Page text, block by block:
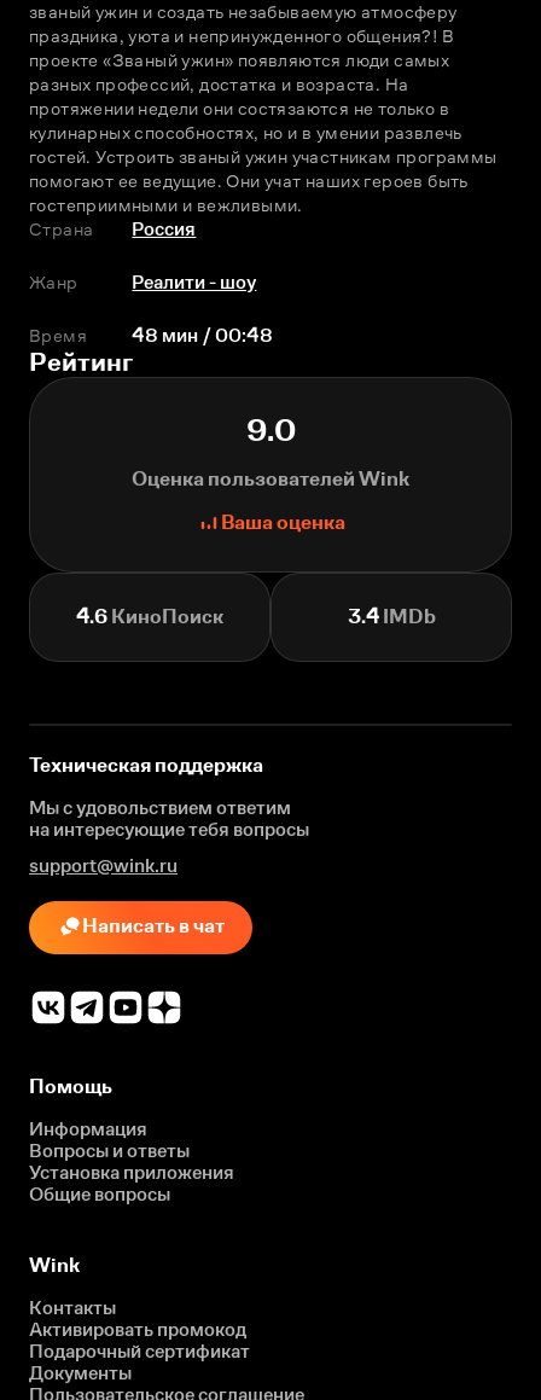
званый ужин и создать незабываемую атмосферу
праздника, уюта и непринужденного общения?! В
проекте «Званый ужин» появляются люди самых
разных профессий, достатка и возраста. На
протяжении недели они состязаются не только в
кулинарных способностях, но и в умении развлечь
гостей. Устроить званый ужин участникам программы
помогают ее ведущие. Они учат наших героев быть
гостеприимными и вежливыми.
Страна
Россия
Жанр Реалити - шоу
Время 48 мин / 00:48
Рейтинг
9.0
Оценка пользователей Wink
Ваша оценка
4.6 КиноПоиск 3.4IMDb
Техническая поддержка
Мы с удовольствием ответим
на интересующиетебя вопросы
support@wink.ru
Написать в чат
Помощь
Информация
Вопросы и ответы
Установка приложения
Общие вопросы
Wink
Контакты
Активировать промокод
Подарочный сертификат
Документы
Пользовательское соглашение